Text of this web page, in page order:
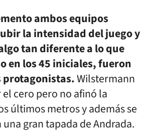
ambos equipos
la intensidad del juego y
tan diferente a lo que
en los 45 iniciales, fueron
protagonistas.Wilstermann
cero pero no afinó la
últimos metros y además se
gran tapada de Andrada.